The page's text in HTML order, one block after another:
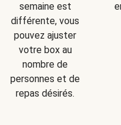
semaine est
différente, vous
pouvez ajuster
votre box au
nombre de
personnes et de
repas désirés.